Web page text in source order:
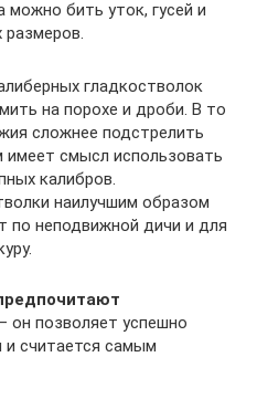
можно бить уток, гусей и
гладкостволок
на порохе и дроби. В то
сложнее подстрелить
смысл использовать
калибров.
наилучшим образом
по неподвижной дичи и для
он позволяет успешно
считается самым